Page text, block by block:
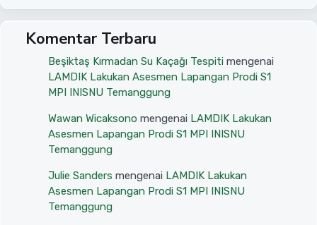
Komentar Terbaru
Beşiktaş Kırmadan Su Kaçağı Tespiti mengenai
LAMDIK Lakukan Asesmen Lapangan Prodi S1
MPI INISNU Temanggung
Wawan Wicaksono mengenai LAMDIK Lakukan
Asesmen Lapangan Prodi S1 MPI INISNU
Temanggung
Julie Sanders mengenai LAMDIK Lakukan
Asesmen Lapangan Prodi S1 MPI INISNU
Temanggung